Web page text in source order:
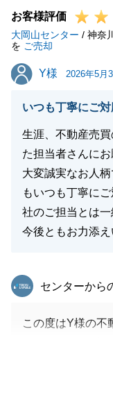
力でお手伝いをさ
気軽にお声がけ
お客様評価
大岡山センター / 神奈
を ご売却
Y様
Y様 2026年5月
いつも丁寧にご
生涯、不動産売
た担当者さんに
大変誠実なお人
もいつも丁寧に
社のご担当とは一
今後ともお力添え
東急リバブル
センターから
この度はY様の不